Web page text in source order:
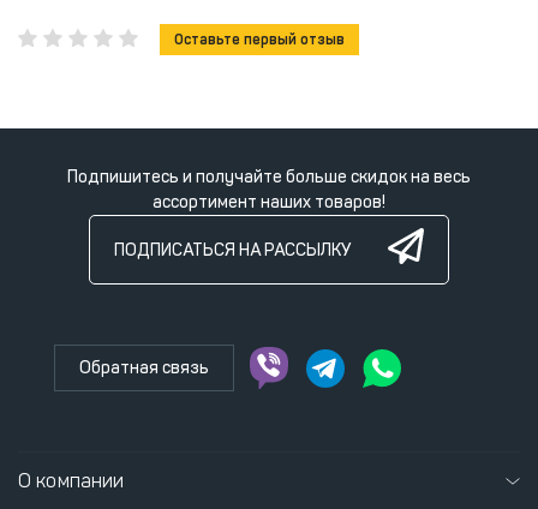
Оставьте первый отзыв
Подпишитесь и получайте больше скидок на весь
ассортимент наших товаров!
ПОДПИСАТЬСЯ НА РАССЫЛКУ
Обратная связь
О компании